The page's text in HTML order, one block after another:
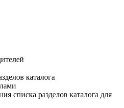
каталога
списка разделов каталога для